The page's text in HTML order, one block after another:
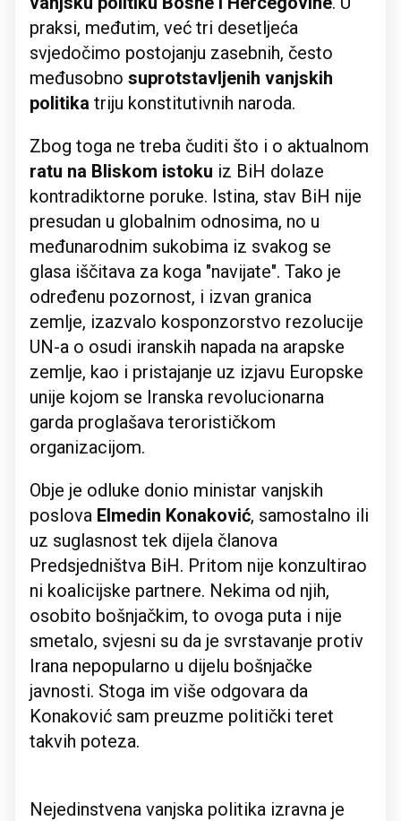
praksi, međutim, već tri desetljeća
svjedočimo postojanju zasebnih, često
međusobno suprotstavljenih vanjskih
politika triju konstitutivnih naroda.
Zbog toga ne treba čuditi što i o aktualnom
ratu na Bliskom istoku iz BiH dolaze
kontradiktorne poruke. Istina, stav BiH nije
presudan u globalnim odnosima, no u
međunarodnim sukobima iz svakog se
glasa iščitava za koga "navijate". Tako je
određenu pozornost, i izvan granica
zemlje, izazvalo kosponzorstvo rezolucije
UN-a o osudi iranskih napada na arapske
zemlje, kao i pristajanje uz izjavu Europske
unije kojom se Iranska revolucionarna
garda proglašava terorističkom
organizacijom.
Obje je odluke donio ministar vanjskih
poslova Elmedin Konaković, samostalno ili
uz suglasnost tek dijela članova
Predsjedništva BiH. Pritom nije konzultirao
ni koalicijske partnere. Nekima od njih,
osobito bošnjačkim, to ovoga puta i nije
smetalo, svjesni su da je svrstavanje protiv
Irana nepopularno u dijelu bošnjačke
javnosti. Stoga im više odgovara da
Konaković sam preuzme politički teret
takvih poteza.
Nejedinstvena vanjska politika izravna je